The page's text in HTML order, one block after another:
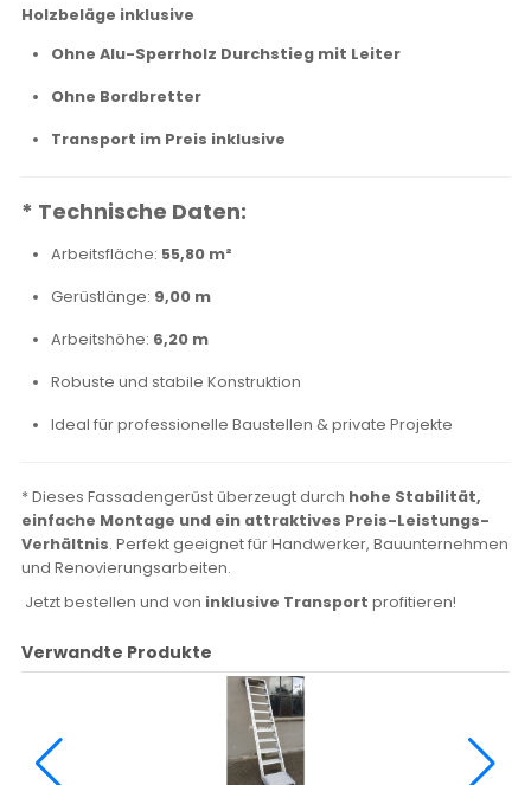
Holzbeläge inklusive
Ohne Alu-Sperrholz Durchstieg mit Leiter
Ohne Bordbretter
Transport im Preis inklusive
* Technische Daten:
Arbeitsfläche: 55,80 m²
Gerüstlänge: 9,00 m
Arbeitshöhe: 6,20 m
Robuste und stabile Konstruktion
Ideal für professionelle Baustellen & private Projekte
* Dieses Fassadengerüst überzeugt durch hohe Stabilität,
einfache Montage und ein attraktives Preis-Leistungs-
Verhältnis. Perfekt geeignet für Handwerker, Bauunternehmen
und Renovierungsarbeiten.
Jetzt bestellen und von inklusive Transport profitieren!
Verwandte Produkte